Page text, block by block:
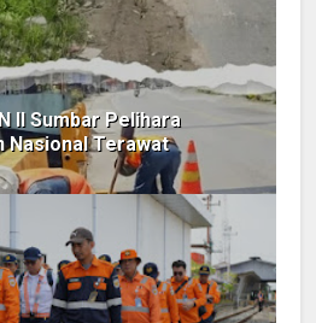
II Sumbar Pelihara
Terawat